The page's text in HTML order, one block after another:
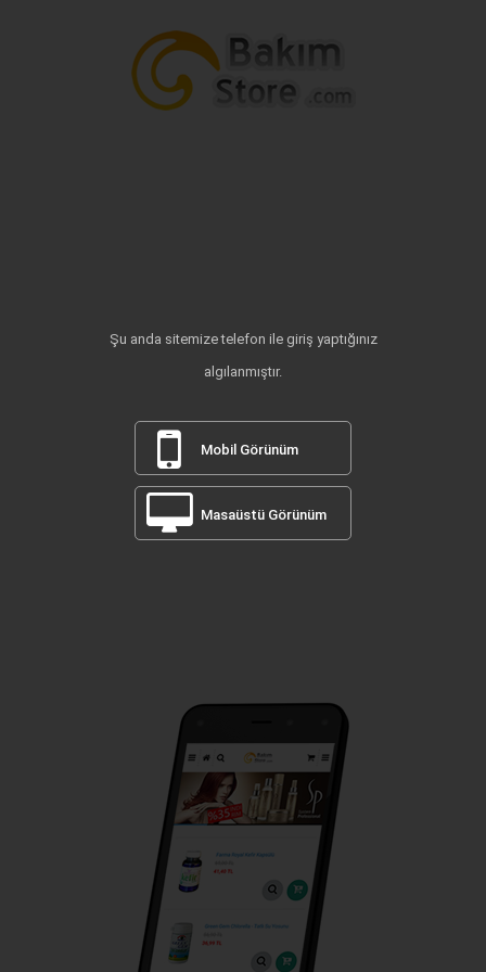
Şu anda sitemize telefon ile giriş yaptığınız
algılanmıştır.
Mobil Görünüm
Masaüstü Görünüm